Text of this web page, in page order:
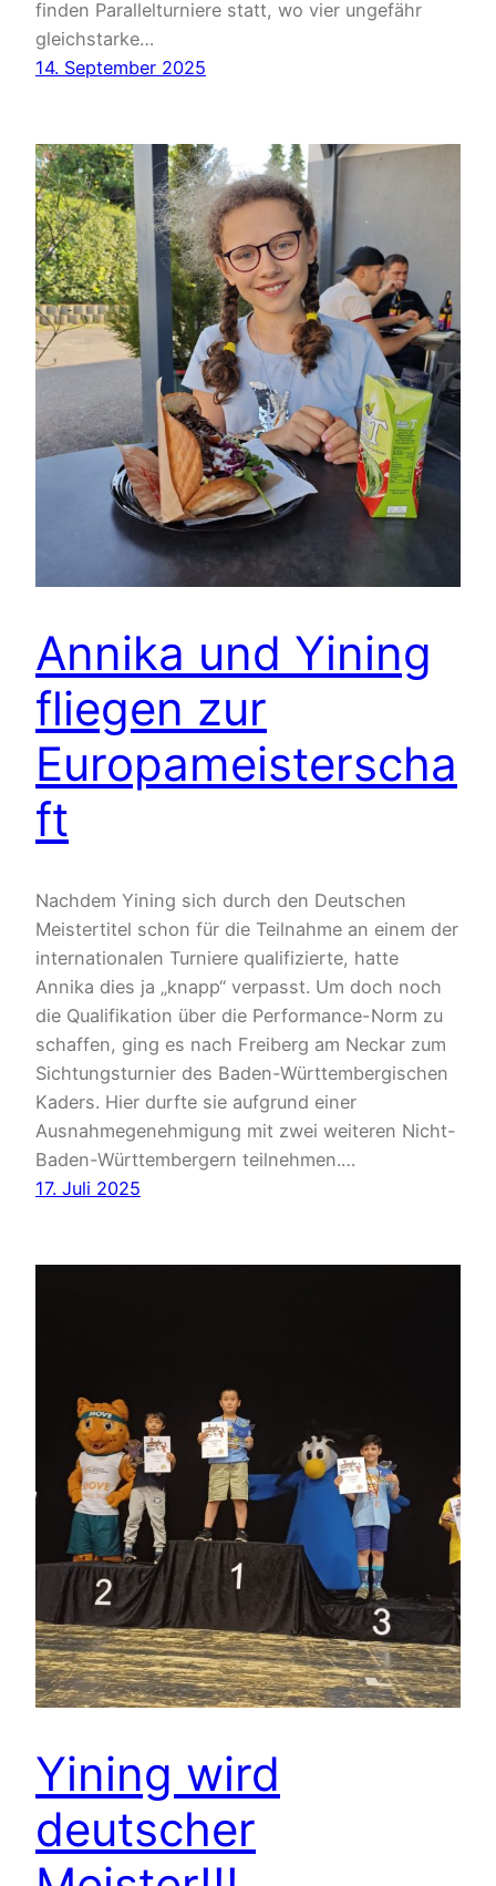
finden Parallelturniere statt, wo vier ungefähr
gleichstarke…
14. September 2025
Annika und Yining
fliegen zur
Europameisterscha
ft
Nachdem Yining sich durch den Deutschen
Meistertitel schon für die Teilnahme an einem der
internationalen Turniere qualifizierte, hatte
Annika dies ja „knapp“ verpasst. Um doch noch
die Qualifikation über die Performance-Norm zu
schaffen, ging es nach Freiberg am Neckar zum
Sichtungsturnier des Baden-Württembergischen
Kaders. Hier durfte sie aufgrund einer
Ausnahmegenehmigung mit zwei weiteren Nicht-
Baden-Württembergern teilnehmen.…
17. Juli 2025
Yining wird
deutscher